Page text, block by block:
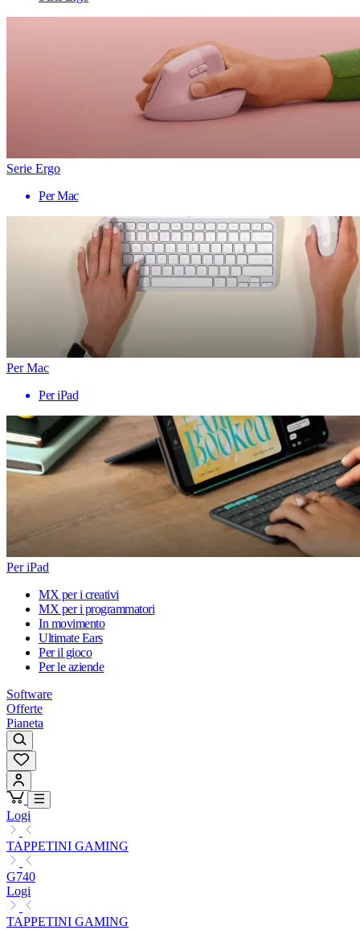
Serie Ergo
Per Mac
Per Mac
Per iPad
Per iPad
MX per i creativi
MX per i programmatori
In movimento
Ultimate Ears
Per il gioco
Per le aziende
Software
Offerte
Pianeta
Logi
TAPPETINI GAMING
G740
Logi
TAPPETINI GAMING